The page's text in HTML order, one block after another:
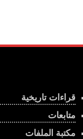
قراءات تاريخية
متابعات
مكتبة الملفات